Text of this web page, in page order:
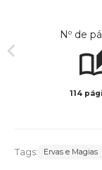
Nº de
114
Tags: Ervas e Magias